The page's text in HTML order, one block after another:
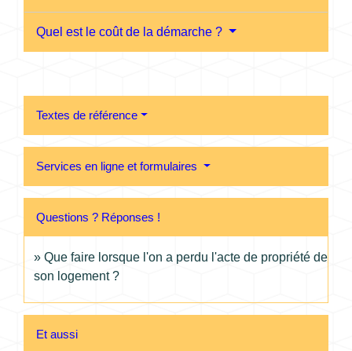
Quel est le coût de la démarche ?
Textes de référence
Services en ligne et formulaires
Questions ? Réponses !
Que faire lorsque l'on a perdu l'acte de propriété de
son logement ?
Et aussi